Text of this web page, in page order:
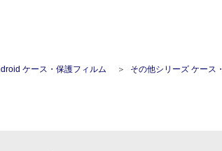
ケース・保護フィルム その他シリーズ ケース・保護フィルム